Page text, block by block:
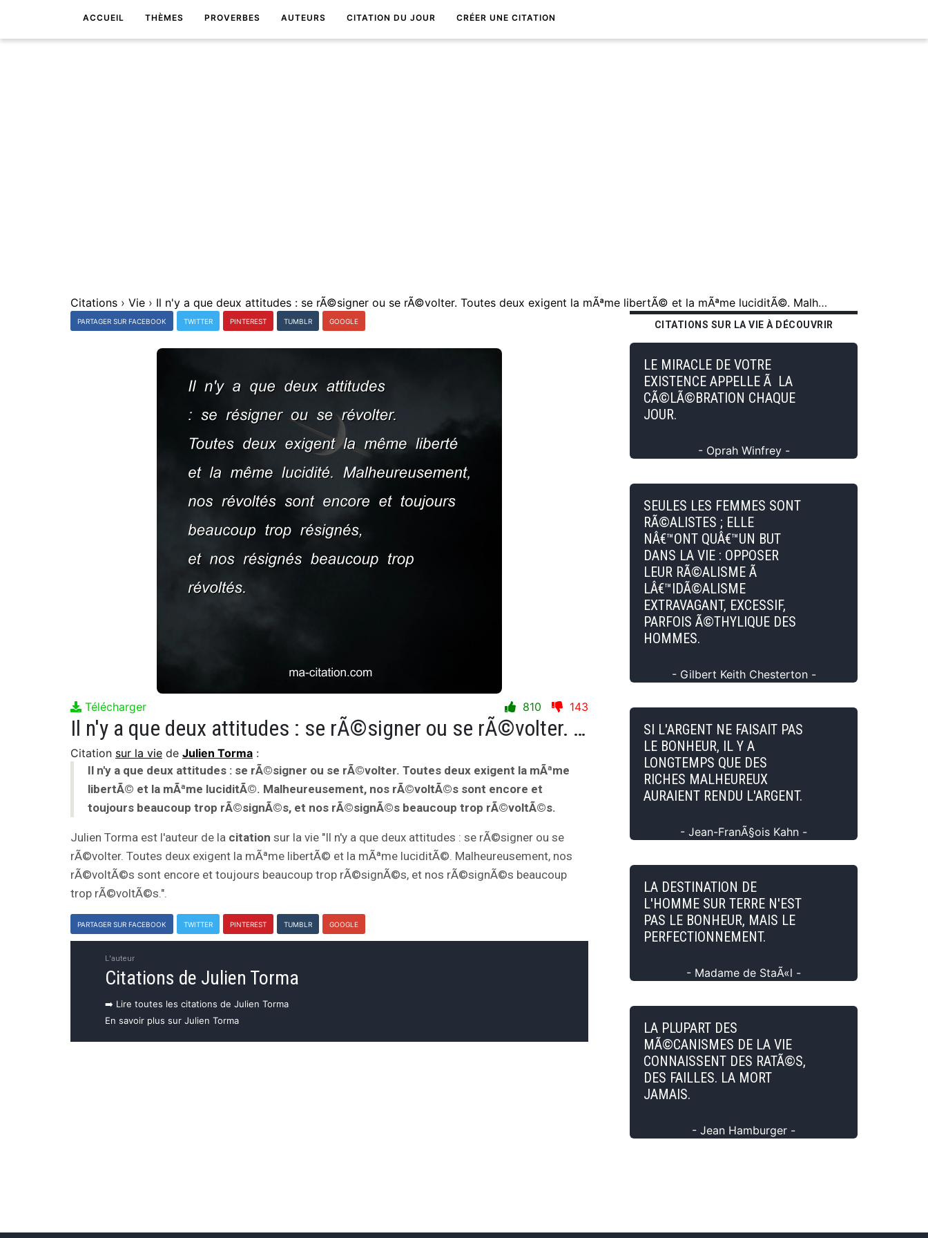
ACCUEIL THÈMES PROVERBES AUTEURS CITATION DU JOUR CRÉER UNE CITATION
Citations › Vie › Il n'y a que deux attitudes : se rÃ©signer ou se rÃ©volter. Toutes deux exigent la mÃªme libertÃ© et la mÃªme luciditÃ©. Malheureusement, nos rÃ©voltÃ©s sont encore et toujours beaucoup trop rÃ©signÃ©s, et nos rÃ©signÃ©s beaucoup trop rÃ©voltÃ©s.
PARTAGER SUR FACEBOOK TWITTER PINTEREST TUMBLR GOOGLE
Télécharger 810 143
Il n'y a que deux attitudes : se rÃ©signer ou se rÃ©volter. Toutes deux exigent la mÃªme libertÃ© et la mÃªme luciditÃ©. Malheureusement, nos rÃ©voltÃ©s sont encore et toujours beaucoup trop rÃ©signÃ©s, et nos rÃ©signÃ©s beaucoup trop rÃ©voltÃ©s.
Citation sur la vie de Julien Torma :
Il n'y a que deux attitudes : se rÃ©signer ou se rÃ©volter. Toutes deux exigent la mÃªme
libertÃ© et la mÃªme luciditÃ©. Malheureusement, nos rÃ©voltÃ©s sont encore et
toujours beaucoup trop rÃ©signÃ©s, et nos rÃ©signÃ©s beaucoup trop rÃ©voltÃ©s.
Julien Torma est l'auteur de la citation sur la vie "Il n'y a que deux attitudes : se rÃ©signer ou se
rÃ©volter. Toutes deux exigent la mÃªme libertÃ© et la mÃªme luciditÃ©. Malheureusement, nos
rÃ©voltÃ©s sont encore et toujours beaucoup trop rÃ©signÃ©s, et nos rÃ©signÃ©s beaucoup
trop rÃ©voltÃ©s.".
PARTAGER SUR FACEBOOK TWITTER PINTEREST TUMBLR GOOGLE
L'auteur
Citations de Julien Torma
➡️ Lire toutes les citations de Julien Torma
En savoir plus sur Julien Torma
CITATIONS SUR LA VIE À DÉCOUVRIR
LE MIRACLE DE VOTRE
EXISTENCE APPELLE Ã LA
CÃ©LÃ©BRATION CHAQUE
JOUR.
- Oprah Winfrey -
SEULES LES FEMMES SONT
RÃ©ALISTES ; ELLE
NÂ€™ONT QUÂ€™UN BUT
DANS LA VIE : OPPOSER
LEUR RÃ©ALISME Ã
LÂ€™IDÃ©ALISME
EXTRAVAGANT, EXCESSIF,
PARFOIS Ã©THYLIQUE DES
HOMMES.
- Gilbert Keith Chesterton -
SI L'ARGENT NE FAISAIT PAS
LE BONHEUR, IL Y A
LONGTEMPS QUE DES
RICHES MALHEUREUX
AURAIENT RENDU L'ARGENT.
- Jean-FranÃ§ois Kahn -
LA DESTINATION DE
L'HOMME SUR TERRE N'EST
PAS LE BONHEUR, MAIS LE
PERFECTIONNEMENT.
- Madame de StaÃ«l -
LA PLUPART DES
MÃ©CANISMES DE LA VIE
CONNAISSENT DES RATÃ©S,
DES FAILLES. LA MORT
JAMAIS.
- Jean Hamburger -